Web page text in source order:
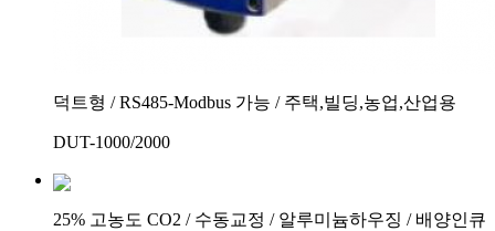
덕트형 / RS485-Modbus 가능 / 주택,빌딩,농업,산업용
DUT-1000/2000
25% 고농도 CO2 / 수동교정 / 알루미늄하우징 / 배양인큐